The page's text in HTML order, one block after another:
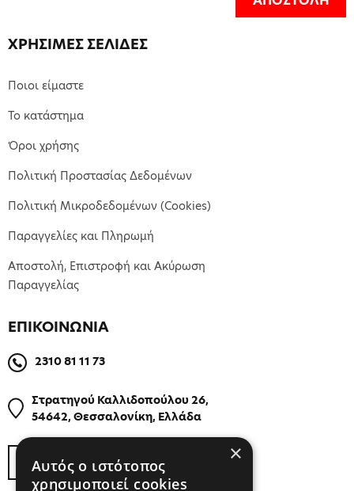
ΕΠΙΚΟΙΝΩΝΙΑ
2310 81 11 73
Στρατηγού Καλλιδοπούλου 26,
54642, Θεσσαλονίκη, Ελλάδα
ΒΡΕΙΤΕ ΜΑΣ ΣΤΟΝ ΧΑΡΤΗ
ΧΡΗΣΙΜΕΣ ΣΕΛΙΔΕΣ
Ποιοι είμαστε
Το κατάστημα
Όροι χρήσης
Πολιτική Προστασίας Δεδομένων
Πολιτική Μικροδεδομένων (Cookies)
Παραγγελίες και Πληρωμή
Αποστολή, Επιστροφή και Ακύρωση
Παραγγελίας
×
Αυτός ο ιστότοπος
χρησιμοποιεί cookies